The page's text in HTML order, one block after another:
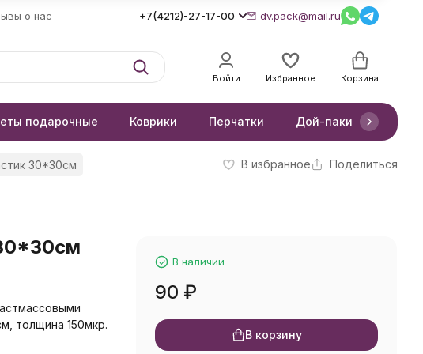
о нас +7(4212)-27-17-00 dv.pack@mail.ru
Войти Избранное Корзина
подарочные Коврики Перчатки Дой-паки
30*30см
В избранное Поделиться
толщина 150мкр.
В наличии
90 ₽
В корзину